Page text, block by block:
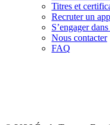
Titres et
Recruter un
S’engager
Nous contacter
FAQ